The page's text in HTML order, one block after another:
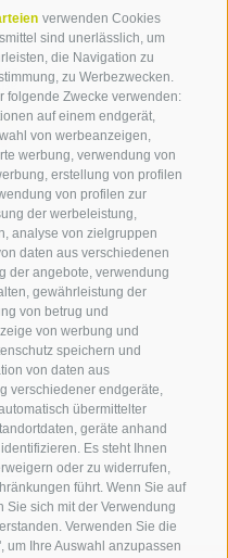
verwenden Cookies
sind unerlässlich, um
die Navigation zu
zu Werbezwecken.
folgende Zwecke verwenden:
auf einem endgerät,
von werbeanzeigen,
werbung, verwendung von
erstellung von profilen
von profilen zur
der werbeleistung,
analyse von zielgruppen
daten aus verschiedenen
der angebote, verwendung
gewährleistung der
von betrug und
von werbung und
speichern und
von daten aus
verschiedener endgeräte,
übermittelter
geräte anhand
Es steht Ihnen
oder zu widerrufen,
führt. Wenn Sie auf
Sie sich mit der Verwendung
Verwenden Sie die
um Ihre Auswahl anzupassen